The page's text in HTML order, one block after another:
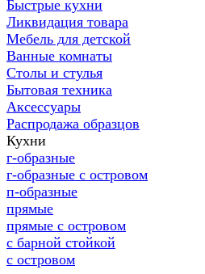
Быстрые кухни
Ликвидация товара
Мебель для детской
Ванные комнаты
Столы и стулья
Бытовая техника
Аксессуары
Распродажа образцов
Кухни
г-образные
г-образные с островом
п-образные
прямые
прямые с островом
с барной стойкой
с островом